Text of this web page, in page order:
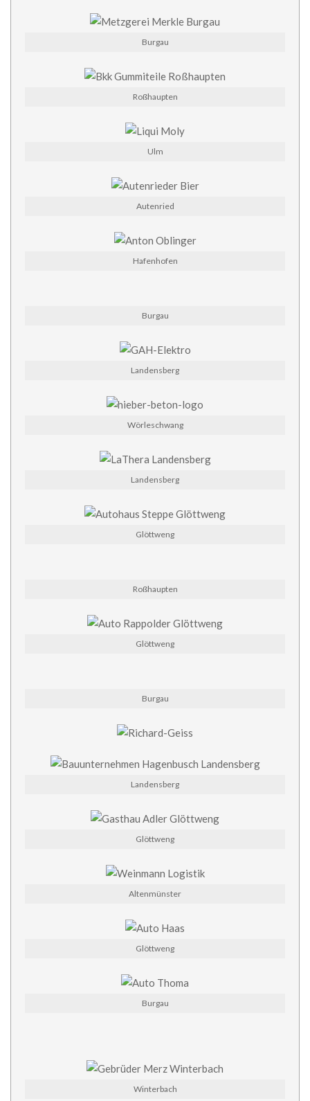
Burgau
Roßhaupten
Ulm
Autenried
Hafenhofen
Burgau
Landensberg
Wörleschwang
Landensberg
Glöttweng
Roßhaupten
Glöttweng
Burgau
Landensberg
Glöttweng
Altenmünster
Glöttweng
Burgau
Winterbach